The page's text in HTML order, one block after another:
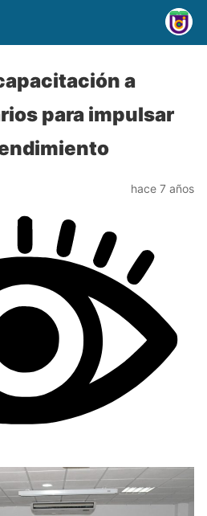
a
para impulsar
hace 7 años